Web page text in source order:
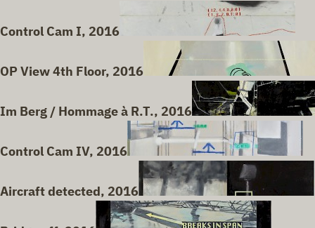
Control Cam I, 2016
OP View 4th Floor, 2016
Im Berg / Hommage à R.T., 2016
Control Cam IV, 2016
Aircraft detected, 2016